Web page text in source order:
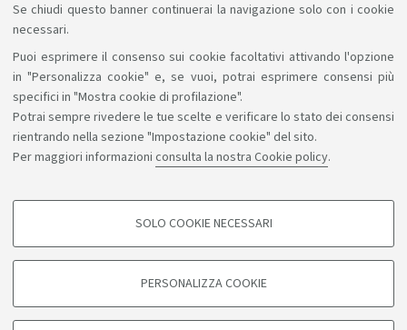
Se chiudi questo banner continuerai la navigazione solo con i cookie
necessari.
Puoi esprimere il consenso sui cookie facoltativi attivando l'opzione
in "Personalizza cookie" e, se vuoi, potrai esprimere consensi più
specifici in "Mostra cookie di profilazione".
Potrai sempre rivedere le tue scelte e verificare lo stato dei consensi
rientrando nella sezione "Impostazione cookie" del sito.
Per maggiori informazioni consulta la nostra Cookie policy.
COOKIE DI PROFILAZIONE - FACOLTATIVI
degli utenti, creare profili in base al loro comportamento sul sito, per analisi
di marketing.
SOLO COOKIE NECESSARI
PERSONALIZZA COOKIE
Sosteniamo il diritto alla conoscenza
Seguici su:
Bologna - Via Zamboni, 33 - 40126 Bologna - PI: 01131710376 -
CF: 80007010376